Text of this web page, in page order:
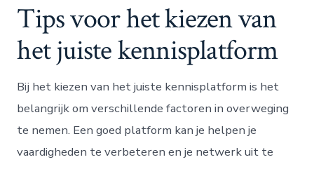
Tips voor het kiezen van
het juiste kennisplatform
Bij het kiezen van het juiste kennisplatform is het
belangrijk om verschillende factoren in overweging
te nemen. Een goed platform kan je helpen je
vaardigheden te verbeteren en je netwerk uit te